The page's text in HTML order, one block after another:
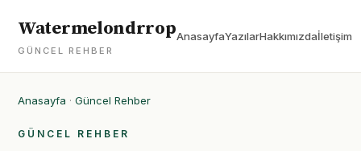
Watermelondrrop
GÜNCEL REHBER
AnasayfaYazılarHakkımızdaİletişim
Anasayfa · Güncel Rehber
GÜNCEL REHBER